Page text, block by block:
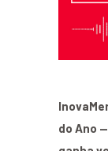
do Ano